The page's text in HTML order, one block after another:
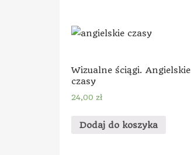
Wizualne ściągi. Angielskie
czasy
24,00 zł
Dodaj do koszyka